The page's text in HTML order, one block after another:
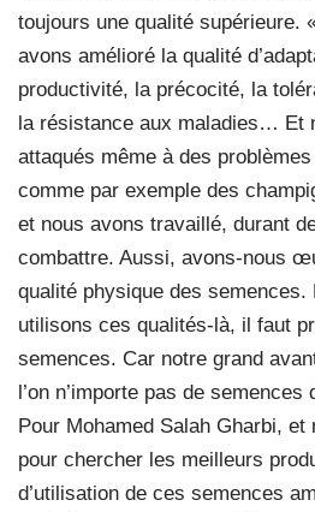
toujours une qualité supérieure.
avons amélioré la qualité
productivité, la précocité, la
la résistance aux maladies… Et
attaqués même à des
comme par exemple des
et nous avons travaillé, durant
combattre. Aussi, avons-nous
qualité physique des semences.
utilisons ces qualités-là, il faut
semences. Car notre grand
l’on n’importe pas de semences
Pour Mohamed Salah Gharbi,
pour chercher les meilleurs
d’utilisation de ces semences